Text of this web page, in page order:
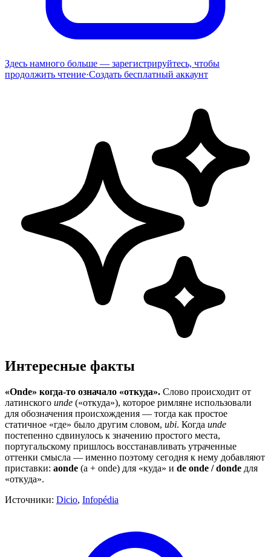
Здесь намного больше — зарегистрируйтесь, чтобы
продолжить чтение·Создать бесплатный аккаунт
Интересные факты
«Onde» когда-то означало «откуда». Слово происходит от
латинского unde («откуда»), которое римляне использовали
для обозначения происхождения — тогда как простое
статичное «где» было другим словом, ubi. Когда unde
постепенно сдвинулось к значению простого места,
португальскому пришлось восстанавливать утраченные
оттенки смысла — именно поэтому сегодня к нему добавляют
приставки: aonde (a + onde) для «куда» и de onde / donde для
«откуда».
Источники: Dicio, Infopédia